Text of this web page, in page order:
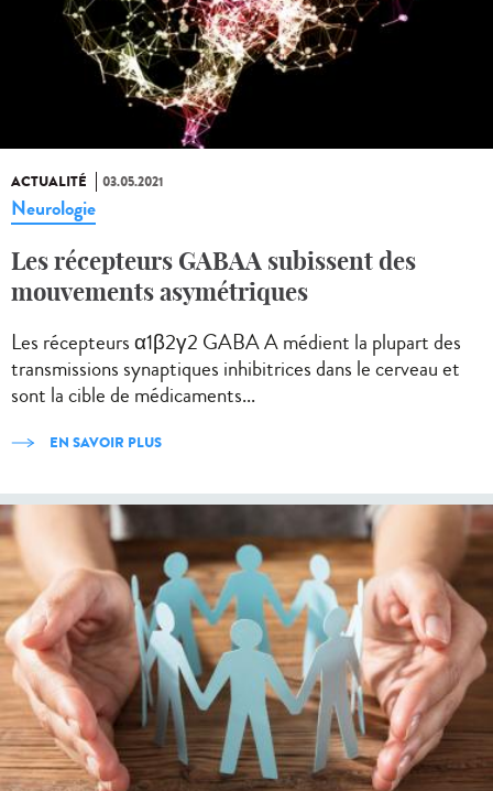
ACTUALITÉ 03.05.2021
Neurologie
Les récepteurs GABAA subissent des
mouvements asymétriques
Les récepteurs α1β2γ2 GABA A médient la plupart des
transmissions synaptiques inhibitrices dans le cerveau et
sont la cible de médicaments...
EN SAVOIR PLUS